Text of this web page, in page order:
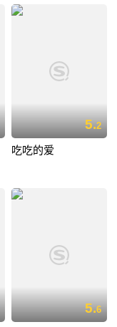
5.2
吃吃的爱
5.6